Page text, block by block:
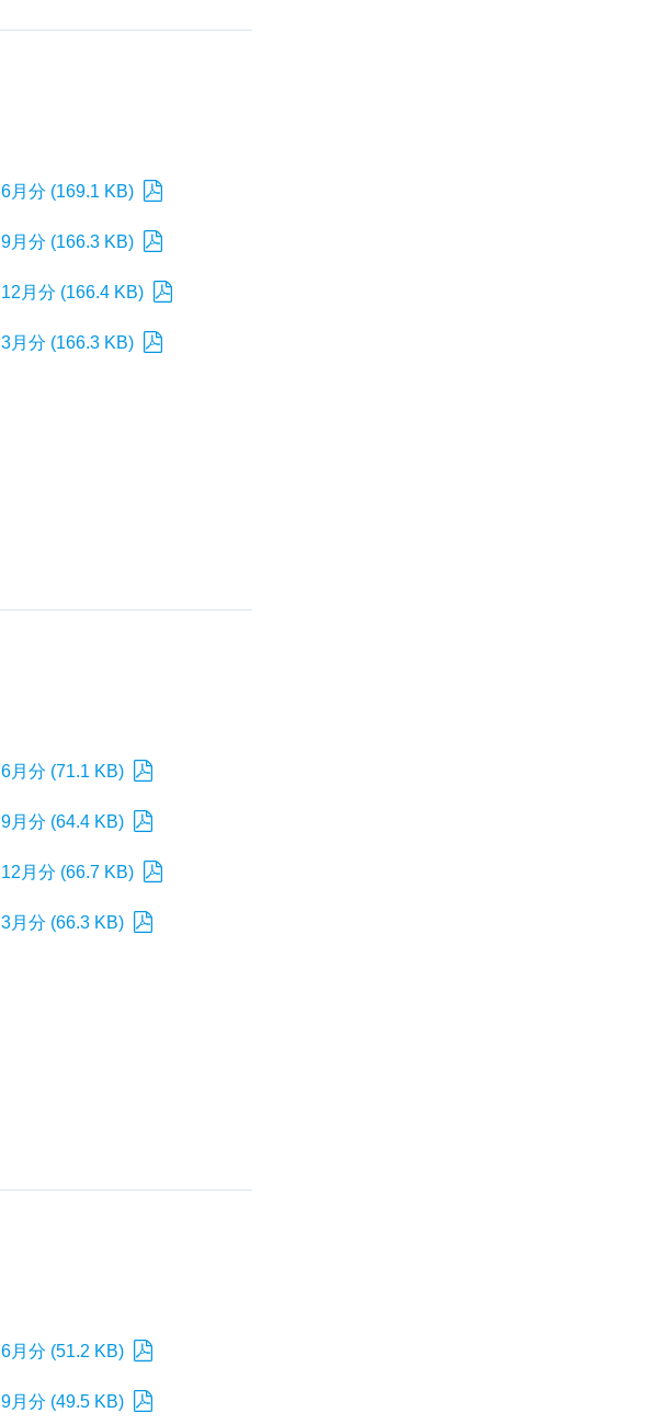
6月分 (169.1 KB)
9月分 (166.3 KB)
12月分 (166.4 KB)
3月分 (166.3 KB)
6月分 (71.1 KB)
9月分 (64.4 KB)
12月分 (66.7 KB)
3月分 (66.3 KB)
6月分 (51.2 KB)
9月分 (49.5 KB)